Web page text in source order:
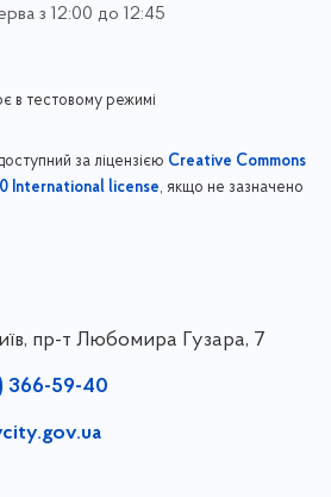
з 12:00 до 12:45
в тестовому режимі
за ліцензією Creative Commons
International license, якщо не зазначено
пр-т Любомира Гузара, 7
366-59-40